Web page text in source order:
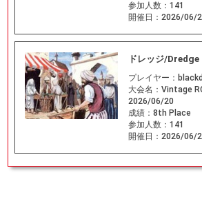
参加人数： 141
開催日： 2026/06/
ドレッジ/Dredge
プレイヤー：
大会名： Vintage
2026/06/20
成績： 8th Place
参加人数： 141
開催日： 2026/06/